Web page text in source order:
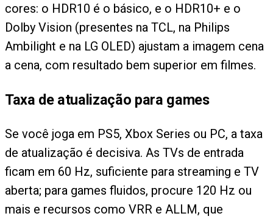
cores: o HDR10 é o básico, e o HDR10+ e o
Dolby Vision (presentes na TCL, na Philips
Ambilight e na LG OLED) ajustam a imagem cena
a cena, com resultado bem superior em filmes.
Taxa de atualização para games
Se você joga em PS5, Xbox Series ou PC, a taxa
de atualização é decisiva. As TVs de entrada
ficam em 60 Hz, suficiente para streaming e TV
aberta; para games fluidos, procure 120 Hz ou
mais e recursos como VRR e ALLM, que